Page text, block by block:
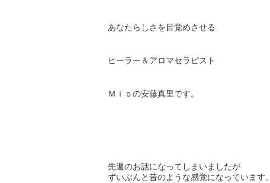
あなたらしさを目覚めさせる
ヒーラー＆アロマセラピスト
Ｍｉｏの安藤真里です。
先週のお話になってしまいましたが
ずいぶんと昔のような感覚になっています。